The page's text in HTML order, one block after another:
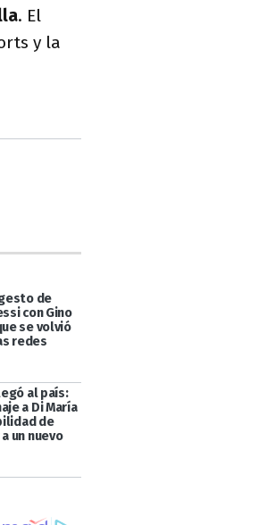
. El
y la
de
con Gino
se volvió
redes
al país:
a Di María
de
un nuevo